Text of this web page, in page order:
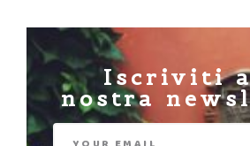
Iscriviti
nostra